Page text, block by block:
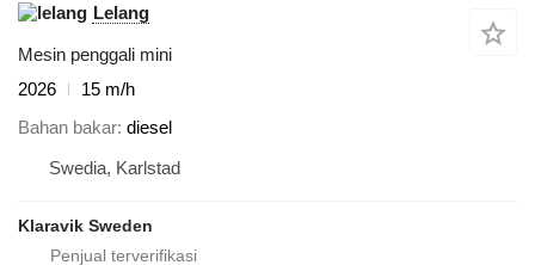
Lelang
Mesin penggali mini
2026
15 m/h
Bahan bakar diesel
Swedia, Karlstad
Klaravik Sweden